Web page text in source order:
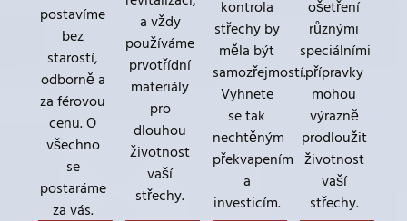
postavíme
bez
starostí,
odborně a
za férovou
cenu. O
všechno
se
postaráme
za vás.
a vždy
používáme
prvotřídní
materiály
pro
dlouhou
životnost
vaší
střechy.
kontrola
střechy by
měla být
samozřejmostí.
Vyhnete
se tak
nechtěným
překvapením
a
investicím.
ošetření
různými
speciálními
přípravky
mohou
výrazně
prodloužit
životnost
vaší
střechy.